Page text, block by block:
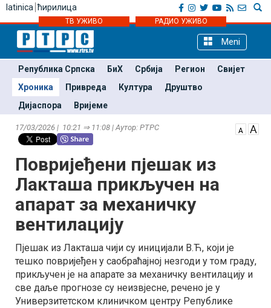
latinica ћирилица
ТВ УЖИВО РАДИО УЖИВО
Meni
Република Српска БиХ Србија Регион
Свијет
Хроника
Привреда Култура
Друштво
Дијаспора
Вријеме
17/03/2026 | 10:21 ⇒ 11:08 | Аутор: РТРС
Повријеђени пјешак из
Лакташа прикључен на
апарат за механичку
вентилацију
Пјешак из Лакташа чији су иницијали В.Ћ, који је
тешко повријеђен у саобраћајној незгоди у том граду,
прикључен је на апарате за механичку вентилацију и
све даље прогнозе су неизвјесне, речено је у
Универзитетском клиничком центру Републике